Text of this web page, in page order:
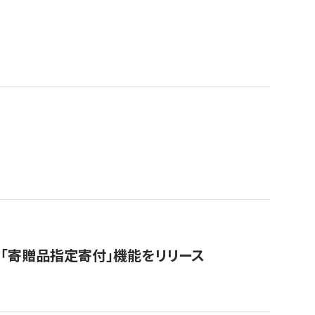
贈品指定寄付」機能をリリース